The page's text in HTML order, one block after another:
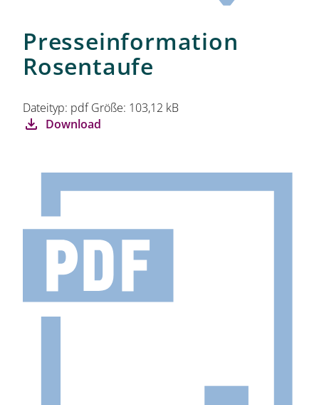
Presseinformation
Rosentaufe
Dateityp: pdf Größe: 103,12 kB
Download